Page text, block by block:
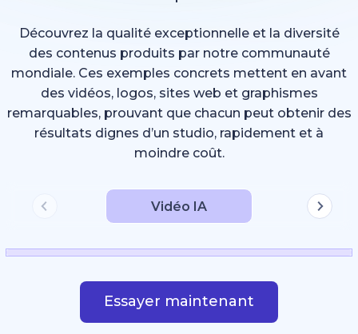
Découvrez la qualité exceptionnelle et la diversité
des contenus produits par notre communauté
mondiale. Ces exemples concrets mettent en avant
des vidéos, logos, sites web et graphismes
remarquables, prouvant que chacun peut obtenir des
résultats dignes d’un studio, rapidement et à
moindre coût.
Vidéo IA
Essayer maintenant